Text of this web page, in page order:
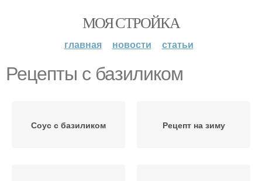
МОЯ СТРОЙКА
главная новости статьи
Рецепты с базиликом
Соус с базиликом Рецепт на зиму